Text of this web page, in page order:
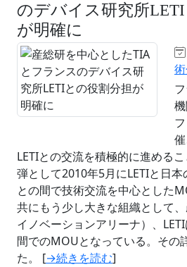
のデバイス研究所
が明確に
LETIとの交流を積極的に進める
弾として2010年5月にLETIと日
との間で技術交流を中心とした
共にもう少し大きな組織として
イノベーションアリーナ）、
間でのMOUとなっている。その
た。 [→続きを読む]